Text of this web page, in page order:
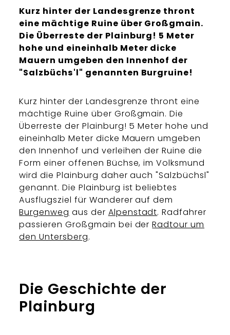
Kurz hinter der Landesgrenze thront
eine mächtige Ruine über Großgmain.
Die Überreste der Plainburg! 5 Meter
hohe und eineinhalb Meter dicke
Mauern umgeben den Innenhof der
"Salzbüchs'l" genannten Burgruine!
Kurz hinter der Landesgrenze thront eine
mächtige Ruine über Großgmain. Die
Überreste der Plainburg! 5 Meter hohe und
eineinhalb Meter dicke Mauern umgeben
den Innenhof und verleihen der Ruine die
Form einer offenen Büchse, im Volksmund
wird die Plainburg daher auch "Salzbüchsl"
genannt. Die Plainburg ist beliebtes
Ausflugsziel für Wanderer auf dem
Burgenweg aus der Alpenstadt. Radfahrer
passieren Großgmain bei derRadtour um
den Untersberg.
Die Geschichte der
Plainburg